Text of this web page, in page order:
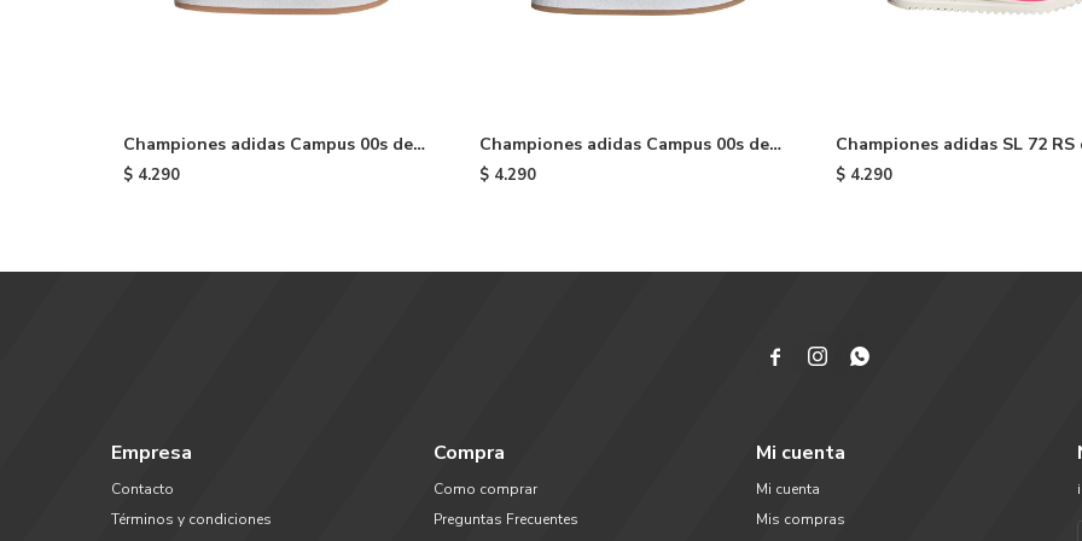
Championes adidas Campus 00s de
niño - Black & White
$ 4.290
Championes adidas Campus 00s de
niño - Beige
$ 4.290
Championes adidas SL 72
- Brown
$ 4.290
Empresa
Contacto
Términos y condiciones
Compra
Como comprar
Preguntas Frecuentes
Mi cuenta
Mi cuenta
Mis compras
  